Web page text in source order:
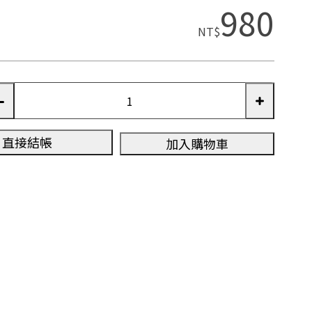
NT$980
直接結帳 加入購物車